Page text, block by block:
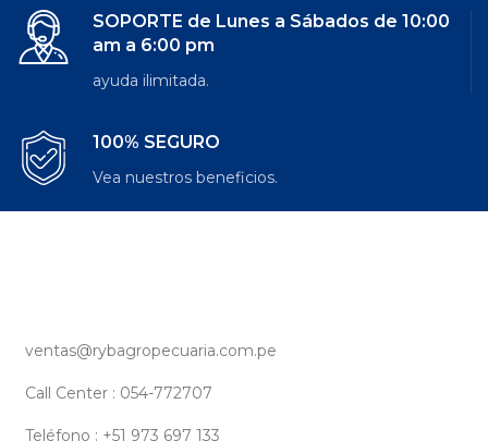
SOPORTE de Lunes a Sábados de 10:00
am a 6:00 pm
ayuda ilimitada.
100% SEGURO
Vea nuestros beneficios.
ventas@rybagropecuaria.com.pe
Call Center : 054-772707
Teléfono : +51 973 697 133